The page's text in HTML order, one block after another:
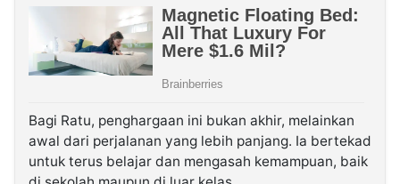
Bagi Ratu, penghargaan ini bukan akhir, melainkan
awal dari perjalanan yang lebih panjang. Ia bertekad
untuk terus belajar dan mengasah kemampuan, baik